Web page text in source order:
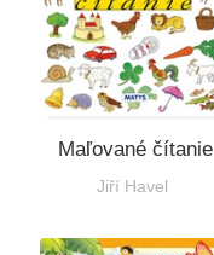
Maľované čítanie
Jiří Havel